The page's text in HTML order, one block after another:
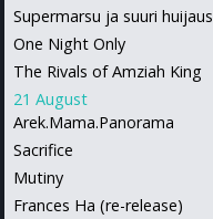
Supermarsu ja suuri huijaus
One Night Only
The Rivals of Amziah King
21 August
Arek.Mama.Panorama
Sacrifice
Mutiny
Frances Ha (re-release)